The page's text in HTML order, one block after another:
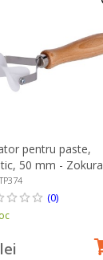
pentru paste,
50 mm - Zokura
(0)